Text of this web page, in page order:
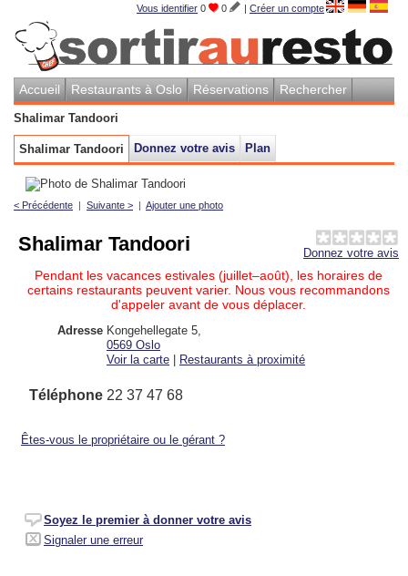
Vous identifier 0 0 | Créer un compte
Accueil Restaurants à Oslo Réservations Rechercher
Shalimar Tandoori
Shalimar Tandoori Donnez votre avis Plan
< Précédente | Suivante > | Ajouter une photo
Donnez votre avis
Shalimar Tandoori
Pendant les vacances estivales (juillet–août), les horaires de
certains restaurants peuvent varier. Nous vous recommandons
d'appeler avant de vous déplacer.
Adresse Kongehellegate 5
0569 Oslo
Voir la carte
Restaurants à proximité
Téléphone 22 37 47 68
Êtes-vous le propriétaire ou le gérant ?
Soyez le premier à donner votre avis
Signaler une erreur